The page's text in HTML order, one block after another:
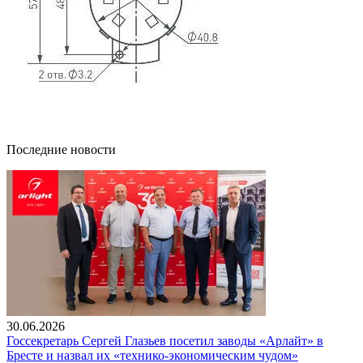
Последние новости
30.06.2026
Госсекретарь Сергей Глазьев посетил заводы «Арлайт» в
Бресте и назвал их «технико-экономическим чудом»